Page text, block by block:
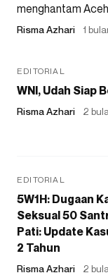
menghantam
Risma Azhari 1
EDITORIAL
WNI, Udah Siap
Risma Azhari 2
EDITORIAL
5W1H: Dugaan
Seksual 50
Pati: Update
2 Tahun
Risma Azhari 2